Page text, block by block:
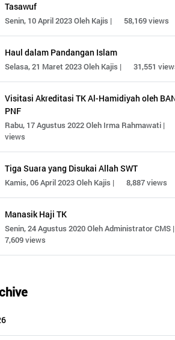
Tasawuf
Senin, 10 April 2023 Oleh Kajis | 58,169 views
Haul dalam Pandangan Islam
Selasa, 21 Maret 2023 Oleh Kajis | 31,551
Visitasi Akreditasi TK Al-Hamidiyah oleh
PNF
Rabu, 17 Agustus 2022 Oleh Irma Rahmawati |
views
Tiga Suara yang Disukai Allah SWT
Kamis, 06 April 2023 Oleh Kajis | 8,887 views
Manasik Haji TK
Senin, 24 Agustus 2020 Oleh Administrator CMS |
7,609 views